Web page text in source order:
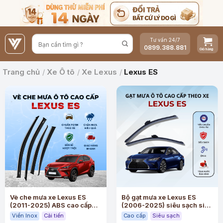
nội
dung
Tư vấn 24/7
0899.388.881
Trang chủ / Xe Ô tô / Xe Lexus / Lexus ES
Vè che mưa xe Lexus ES
(2011-2025) ABS cao cấp
viền Inox
Viền Inox Cải tiến
Bộ gạt mưa xe Lexus ES
(2006-2025) siêu sạch siêu
êm
Cao cấp Siêu sạch